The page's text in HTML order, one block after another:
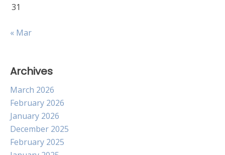
31
« Mar
Archives
March 2026
February 2026
January 2026
December 2025
February 2025